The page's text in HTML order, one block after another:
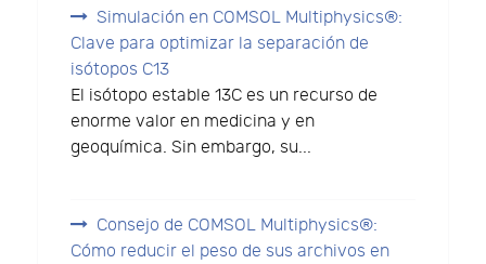
Simulación en COMSOL Multiphysics®:
Clave para optimizar la separación de
isótopos C13
El isótopo estable 13C es un recurso de
enorme valor en medicina y en
geoquímica. Sin embargo, su...
Consejo de COMSOL Multiphysics®:
Cómo reducir el peso de sus archivos en